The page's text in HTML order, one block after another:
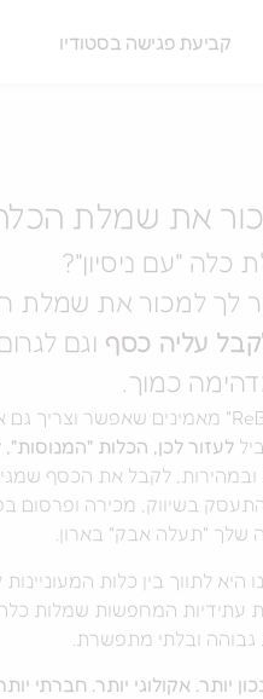
קביעת פגישה בסטודיו
את שמלת
כלה "עם ניסיון"?
לך למכור את שמלת
עליה כסף וגם
כמוך.
לעזור לכן, הכלות
לקבל את הכסף שמגיע
בשיווק, מכירה ופרסום
שלך "תעלה אבק" בארון.
היא לתווך בין כלות
עתידיות המחפשות שמלות
גבוהה ובלתי מתפשרת.
יותר. אקולוגי יותר. חברתי